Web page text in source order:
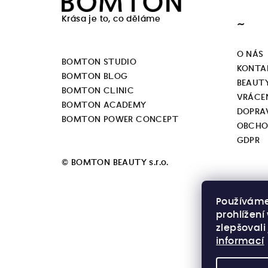
prohlížení
informací
Krása je to, co děláme
BOMTON STUDIO
BOMTON BLOG
BOMTON CLINIC
BOMTON ACADEMY
BOMTON POWER CONCEPT
© BOMTON BEAUTY s.r.o.
~
O NÁS
GDPR